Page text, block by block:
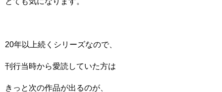
20年以上続くシリーズなので、
刊行当時から愛読していた方は
きっと次の作品が出るのが、